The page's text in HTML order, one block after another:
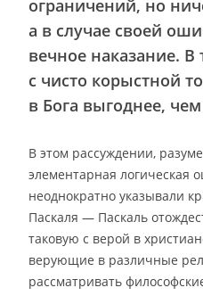
ограничений, но
а в случае своей
вечное наказание. В
с чисто корыстной
в Бога выгоднее,
В этом рассуждении,
элементарная логическая
неоднократно указывали
Паскаля — Паскаль
таковую с верой в
верующие в различные
рассматривать